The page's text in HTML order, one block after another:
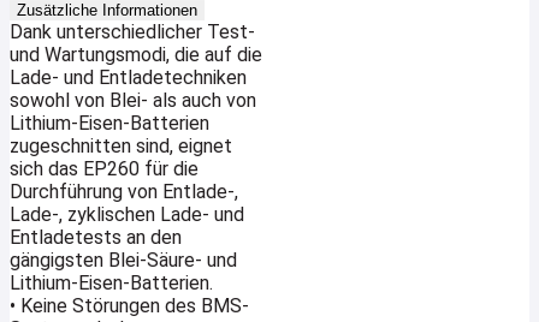
Zusätzliche Informationen
Dank unterschiedlicher Test-
und Wartungsmodi, die auf die
Lade- und Entladetechniken
sowohl von Blei- als auch von
Lithium-Eisen-Batterien
zugeschnitten sind, eignet
sich das EP260 für die
Durchführung von Entlade-,
Lade-, zyklischen Lade- und
Entladetests an den
gängigsten Blei-Säure- und
Lithium-Eisen-Batterien.
• Keine Störungen des BMS-